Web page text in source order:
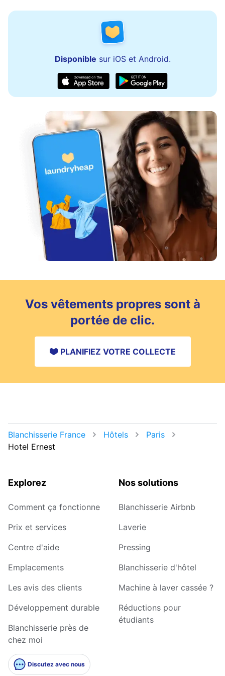
Disponible sur iOS et Android.
Vos vêtements propres sont à
portée de clic.
PLANIFIEZ VOTRE COLLECTE
Blanchisserie France Hôtels
Paris
Hotel Ernest
Explorez
Comment ça fonctionne
Prix et services
Centre d'aide
Emplacements
Les avis des clients
Développement durable
Blanchisserie près de
chez moi
Discutez avec nous
Nos solutions
Blanchisserie Airbnb
Laverie
Pressing
Blanchisserie d'hôtel
Machine à laver cassée ?
Réductions pour
étudiants